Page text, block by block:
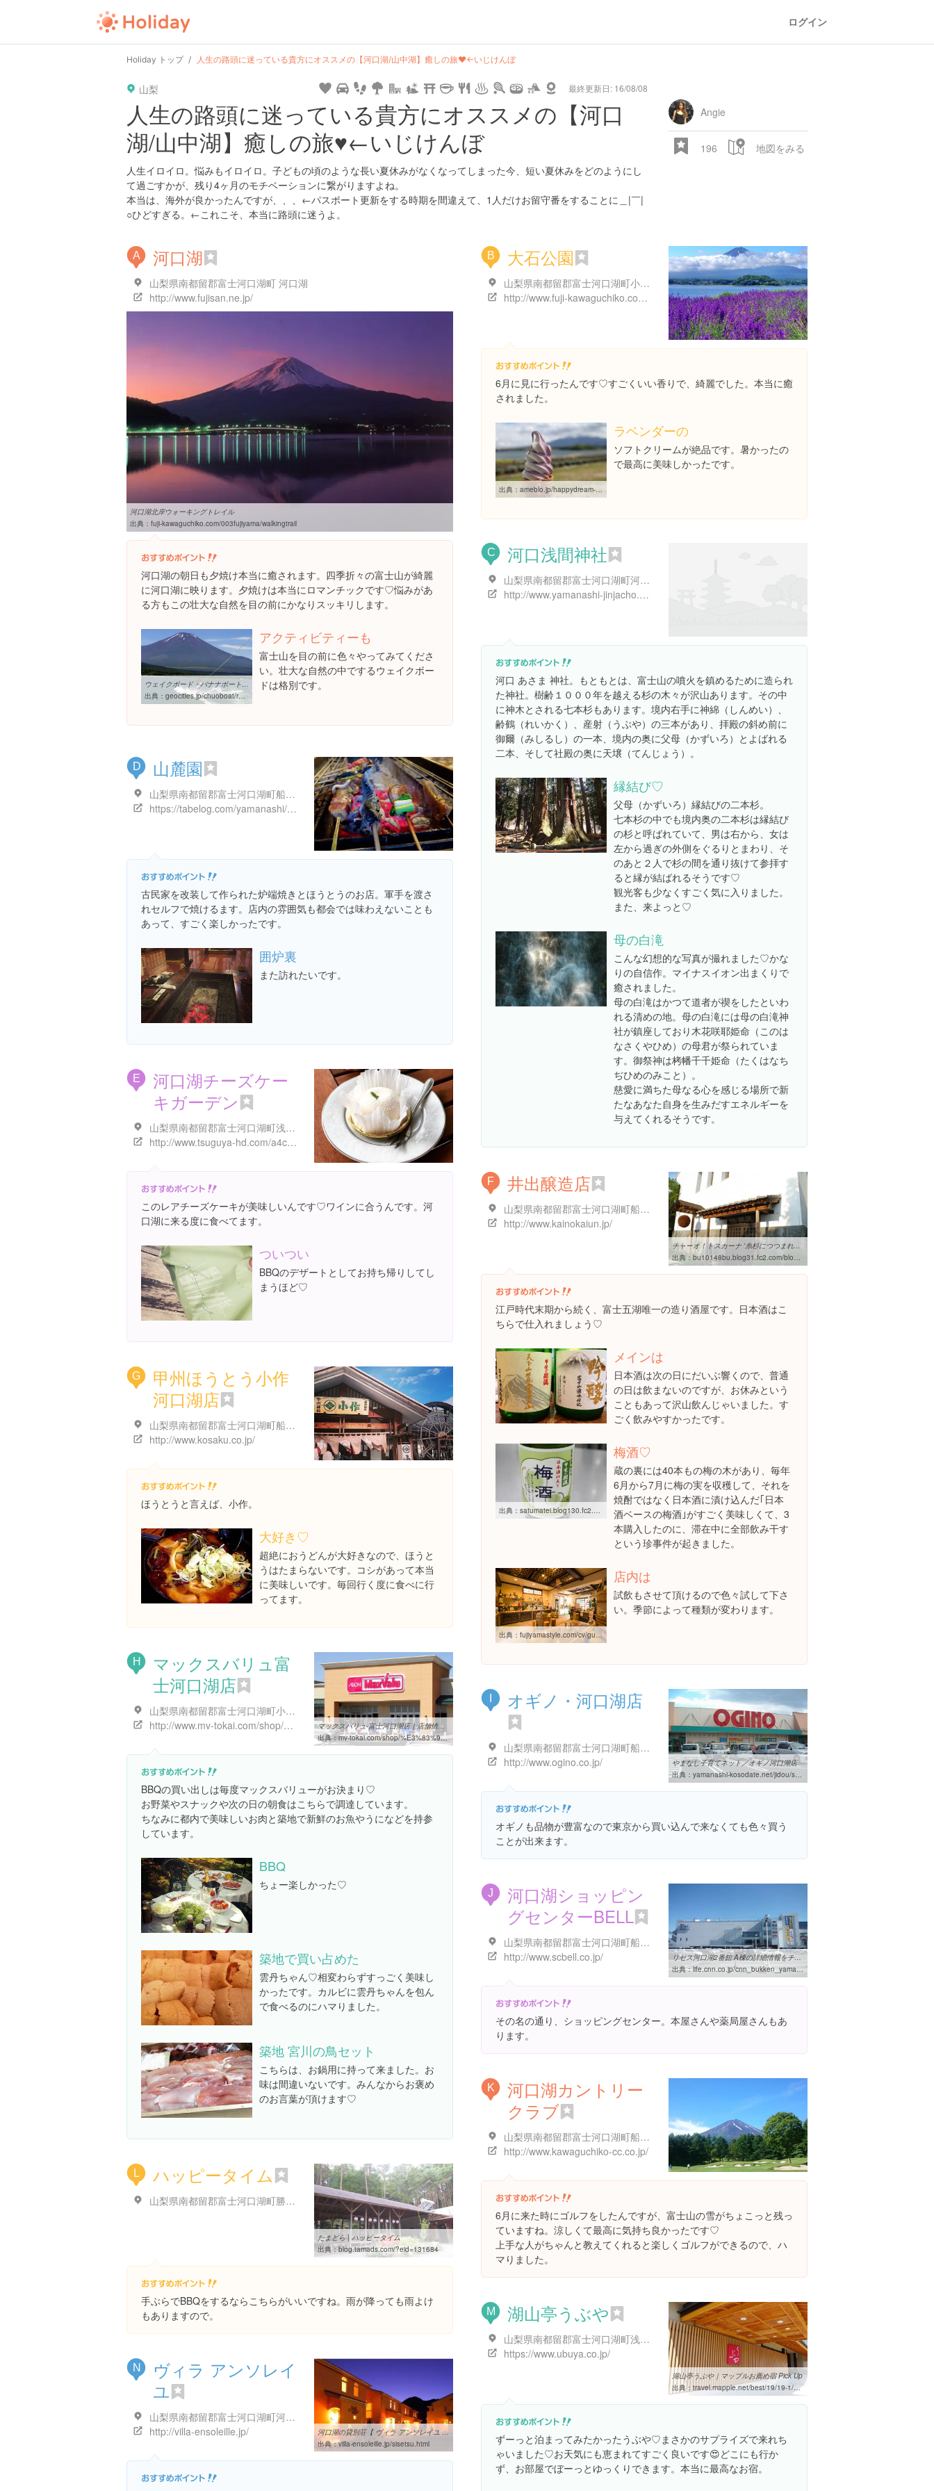
ログイン
Holiday トップ 人生の路頭に迷っている貴方にオススメの【河口湖/山中湖】癒しの旅♥︎←いじけんぼ
山梨 最終更新日: 16/08/08
28.522 px
user
tokyo
pin url guide hot settings profile print rank mail lock calendar access
人生の路頭に迷っている貴方にオススメの【河口
湖/山中湖】癒しの旅♥︎←いじけんぼ
人生イロイロ。悩みもイロイロ。子どもの頃のような長い夏休みがなくなってしまった今、短い夏休みをどのようにし
て過ごすかが、残り4ヶ月のモチベーションに繋がりますよね。
本当は、海外が良かったんですが、、、←パスポート更新をする時期を間違えて、1人だけお留守番をすることに＿|￣|
○ひどすぎる。←これこそ、本当に路頭に迷うよ。
Angie
196 地図をみる
A 河口湖
山梨県南都留郡富士河口湖町 河口湖
http://www.fujisan.ne.jp/
河口湖北岸ウォーキングトレイル
出典： fuji-kawaguchiko.com/003fujiyama/walkingtrail
河口湖の朝日も夕焼け本当に癒されます。四季折々の富士山が綺麗
に河口湖に映ります。夕焼けは本当にロマンチックです♡悩みがあ
る方もこの壮大な自然を目の前にかなりスッキリします。
ウェイクボード・バナナボート体験申込/山中湖中央ボート
出典： geocities.jp/chuoboat/recreation/wakeboard
アクティビティーも
富士山を目の前に色々やってみてくださ
い。壮大な自然の中でするウェイクボー
ドは格別です。
B 大石公園
山梨県南都留郡富士河口湖町小立897番地の1 先
http://www.fuji-kawaguchiko.com/003fujiyama/ooishi/
6月に見に行ったんです♡すごくいい香りで、綺麗でした。本当に癒
されました。
出典： ameblo.jp/happydream-blog/entry-11576250898.html
ラベンダーの
ソフトクリームが絶品です。暑かったの
で最高に美味しかったです。
C 河口浅間神社
山梨県南都留郡富士河口湖町河口１
http://www.yamanashi-jinjacho.or.jp/intro/search/detail/7137
河口 あさま 神社。もともとは、富士山の噴火を鎮めるために造られ
た神社。樹齢１０００年を越える杉の木々が沢山あります。その中
に神木とされる七本杉もあります。境内右手に神綿（しんめい）、
齢鶴（れいかく）、産射（うぶや）の三本があり、拝殿の斜め前に
御爾（みしるし）の一本、境内の奥に父母（かずいろ）とよばれる
二本、そして社殿の奥に天壌（てんじょう）。
縁結び♡
父母（かずいろ）縁結びの二本杉。
七本杉の中でも境内奥の二本杉は縁結び
の杉と呼ばれていて、男は右から、女は
左から過ぎの外側をぐるりとまわり、そ
のあと２人で杉の間を通り抜けて参拝す
ると縁が結ばれるそうです♡
観光客も少なくすごく気に入りました。
また、来よっと♡
母の白滝
こんな幻想的な写真が撮れました♡かな
りの自信作。マイナスイオン出まくりで
癒されました。
母の白滝はかつて道者が禊をしたといわ
れる清めの地。母の白滝には母の白滝神
社が鎮座しており木花咲耶姫命（このは
なさくやひめ）の母君が祭られていま
す。御祭神は栲幡千千姫命（たくはなち
ぢひめのみこと）。
慈愛に満ちた母なる心を感じる場所で新
たなあなた自身を生みだすエネルギーを
与えてくれるそうです。
D 山麓園
山梨県南都留郡富士河口湖町船津３３７０-１
https://tabelog.com/yamanashi/A1903/A190303/19000257/
古民家を改装して作られた炉端焼きとほうとうのお店。軍手を渡さ
れセルフで焼けるます。店内の雰囲気も都会では味わえないことも
あって、すごく楽しかったです。
囲炉裏
また訪れたいです。
E
河口湖チーズケー
キガーデン
山梨県南都留郡富士河口湖町浅川１１７３-１
http://www.tsuguya-hd.com/a4chirasi/tool-kawaguchikoc/
このレアチーズケーキが美味しいんです♡ワインに合うんです。河
口湖に来る度に食べてます。
ついつい
BBQのデザートとしてお持ち帰りしてし
まうほど♡
F 井出醸造店
山梨県南都留郡富士河口湖町船津８
http://www.kainokaiun.jp/
チャーオ！トスカーナ '糸杉につつまれて' 2011年08月
出典：bu10148bu.blog31.fc2.com/blog-date-201108.html
江戸時代末期から続く、富士五湖唯一の造り酒屋です。日本酒はこ
ちらで仕入れましょう♡
メインは
日本酒は次の日にだいぶ響くので、普通
の日は飲まないのですが、お休みという
こともあって沢山飲んじゃいました。す
ごく飲みやすかったです。
出典： satumatei.blog130.fc2.com/blog-entry-704.html
梅酒♡
蔵の裏には40本もの梅の木があり、毎年
6月から7月に梅の実を収穫して、それを
焼酎ではなく日本酒に漬け込んだ｢日本
酒ベースの梅酒｣がすごく美味しくて、3
本購入したのに、滞在中に全部飲み干す
という珍事件が起きました。
出典： fujiyamastyle.com/cv/guide/cont046.html
店内は
試飲もさせて頂けるので色々試して下さ
い。季節によって種類が変わります。
G
甲州ほうとう小作
河口湖店
山梨県南都留郡富士河口湖町船津１６３８-１
http://www.kosaku.co.jp/
ほうとうと言えば、小作。
大好き♡
超絶におうどんが大好きなので、ほうと
うはたまらないです。コシがあって本当
に美味しいです。毎回行く度に食べに行
ってます。
H
マックスバリュ富
士河口湖店
山梨県南都留郡富士河口湖町小立８０１７-１
http://www.mv-tokai.com/shop/%E3%83%9E%E3%83%83%E3%82%AF%E3%82%B9%E3%83%90%E3%83%AA%E3%83%A5-%E5%AF%8C%E5%A3%AB%E6%B2%B3%E5%8F%A3%E6%B9%96%E5%BA%97/
マックスバリュ-富士河口湖店｜店舗情報｜マックスバリュ東海 静岡 ...
出典：mv-tokai.com/shop/%E3%83%9E%E3%83%83%E3%82%AF%E3%82%B9%E3%83%90%E3%83%AA%E3%83%A5-%E5%AF%8C%E5%A3%AB%E6%B2%B3%E5%8F%A3%E6%B9%96%E5%BA%97
BBQの買い出しは毎度マックスバリューがお決まり♡
お野菜やスナックや次の日の朝食はこちらで調達しています。
ちなみに都内で美味しいお肉と築地で新鮮のお魚やうになどを持参
しています。
BBQ
ちょー楽しかった♡
築地で買い占めた
雲丹ちゃん♡相変わらずすっごく美味し
かったです。カルビに雲丹ちゃんを包ん
で食べるのにハマりました。
築地 宮川の鳥セット
こちらは、お鍋用に持って来ました。お
味は間違いないです。みんなからお褒め
のお言葉が頂けます♡
オギノ・河口湖店
山梨県南都留郡富士河口湖町船津545ｰ3
http://www.ogino.co.jp/
やまなし子育てネット／オギノ河口湖店
出典： yamanashi-kosodate.net/jidou/shop/1506.html
オギノも品物が豊富なので東京から買い込んで来なくても色々買う
ことが出来ます。
J
河口湖ショッピン
グセンターBELL
山梨県南都留郡富士河口湖町船津２９８６
http://www.scbell.co.jp/
リセス河口湖2番館 A棟の詳細情報をチェックするなら：［CNN 住宅 ...
出典：life.cnn.co.jp/cnn_bukken_yamanashi-chukomansion-84310861.html
その名の通り、ショッピングセンター。本屋さんや薬局屋さんもあ
ります。
K
河口湖カントリー
クラブ
山梨県南都留郡富士河口湖町船津６２３６
http://www.kawaguchiko-cc.co.jp/
6月に来た時にゴルフをしたんですが、富士山の雪がちょこっと残っ
ていますね。涼しくて最高に気持ち良かったです♡
上手な人がちゃんと教えてくれると楽しくゴルフができるので、ハ
マりました。
L ハッピータイム
山梨県南都留郡富士河口湖町勝山２９２２−３
たまどら | ハッピータイム
出典：blog.tamads.com/?eid=131684
手ぶらでBBQをするならこちらがいいですね。雨が降っても雨よけ
もありますので。
M 湖山亭うぶや
山梨県南都留郡富士河口湖町浅川１０
https://www.ubuya.co.jp/
湖山亭うぶや｜マップルお薦め宿 Pick Up
出典： travel.mapple.net/best/19/19-1/2992
ずーっと泊まってみたかったうぶや♡まさかのサプライズで来れち
ゃいました♡お天気にも恵まれてすごく良いです😍どこにも行か
ず、お部屋でぼーっとゆっくりできます。本当に最高なお宿。
N
ヴィラ アンソレイ
ユ
山梨県南都留郡富士河口湖町河口１７９５
http://villa-ensoleille.jp/
河口湖の貸別荘【 ヴィラ アンソレイユ 】眺望抜群！富士五湖散策の ...
出典：villa-ensoleille.jp/sisetsu.html